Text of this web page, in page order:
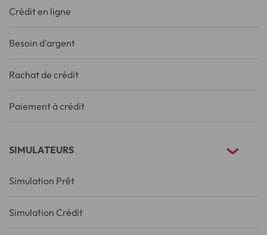
Crédit en ligne
Besoin d'argent
Rachat de crédit
Paiement à crédit
SIMULATEURS
Simulation Prêt
Simulation Crédit